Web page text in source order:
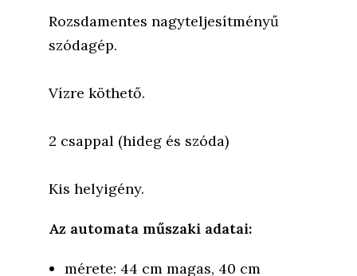
Rozsdamentes nagyteljesítményű
szódagép.
Vízre köthető.
2 csappal (hideg és szóda)
Kis helyigény.
Az automata műszaki adatai:
mérete: 44 cm magas, 40 cm